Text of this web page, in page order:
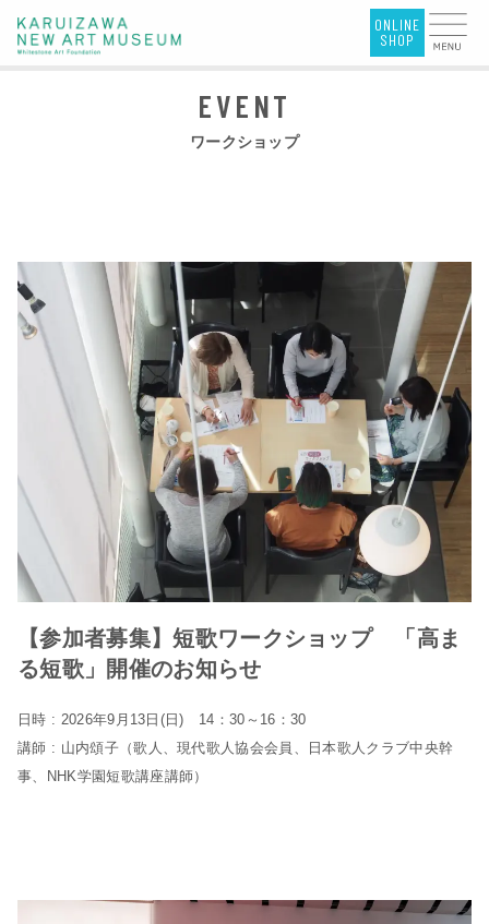
ワークショップ
【参加者募集】短歌ワークショップ 「高ま
る短歌」開催のお知らせ
日時 : 2026年9月13日(日) 14：30～16：30
講師 : 山内頌子（歌人、現代歌人協会会員、日本歌人クラブ中央幹
事、NHK学園短歌講座講師）